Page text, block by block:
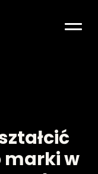
marki w